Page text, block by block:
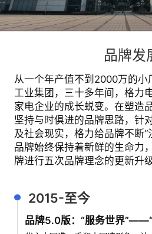
品牌发
从一个年产值不到2000万的小
工业集团，三十多年间，格力
家电企业的成长蜕变。在塑造
坚持与时俱进的品牌思路，针
及社会现实，格力给品牌不断“
品牌始终保持着新鲜的生命力
牌进行五次品牌理念的更新升级
2015-至今
品牌5.0版：“服务世界”——